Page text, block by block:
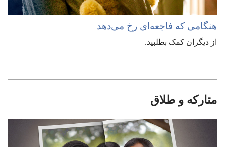
هنگامی که فاجعه‌ای رخ می‌دهد
از دیگران کمک بطلبید.‏
متارکه و طلاق